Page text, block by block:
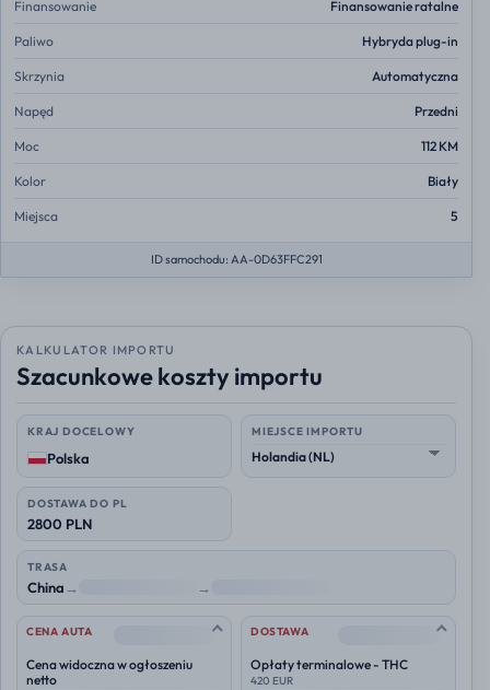
Finansowanie Finansowanie ratalne
Paliwo Hybryda plug-in
Skrzynia Automatyczna
Napęd Przedni
Moc 112 KM
Kolor Biały
Miejsca 5
ID samochodu: AA-0D63FFC291
KALKULATOR IMPORTU
Szacunkowe koszty importu
KRAJ DOCELOWY
Polska
MIEJSCE IMPORTU
DOSTAWA DO PL
2800 PLN
TRASA
China→ →
CENA AUTA --
Cena widoczna w ogłoszeniu
netto
DOSTAWA --
Opłaty terminalowe - THC
420 EUR